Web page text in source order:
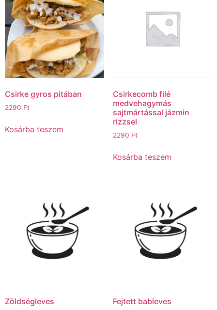
Csirke gyros pitában
2290 Ft
Kosárba teszem
Csirkecomb filé
medvehagymás
sajtmártással jázmin
rizzsel
2290 Ft
Kosárba teszem
Zöldségleves Fejtett bableves